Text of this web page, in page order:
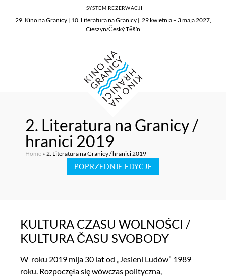
29. Kino na Granicy | 10. Literatura na Granicy | 29 kwietnia – 3 maja 2027,
Cieszyn/Český Těšín
SYSTEM REZERWACJI
2. Literatura na Granicy /
hranici 2019
Home » 2. Literatura na Granicy / hranici 2019
POPRZEDNIE EDYCJE
KULTURA CZASU WOLNOŚCI /
KULTURA ČASU SVOBODY
W roku 2019 mija 30 lat od „Jesieni Ludów” 1989
roku. Rozpoczęła się wówczas polityczna,